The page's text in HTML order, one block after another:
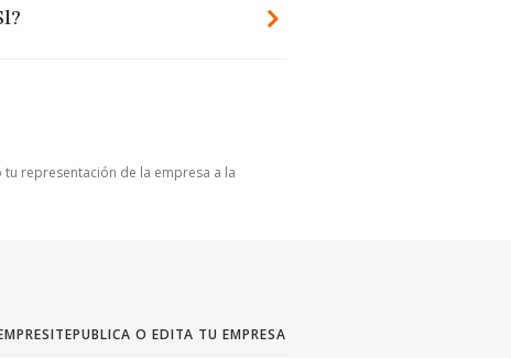
tu representación de la empresa a la
PUBLICA O EDITA TU EMPRESA